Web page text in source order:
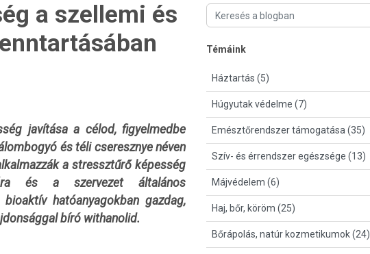
a szellemi és
javítása a célod, figyelmedbe
és téli cseresznye néven
a stressztűrő képesség
és a szervezet általános
hatóanyagokban gazdag,
bíró withanolid.
Témáink
Háztartás (5)
Húgyutak védelme (7)
Emésztőrendszer támogatása (35)
Szív- és érrendszer egészsége (13)
Májvédelem (6)
Haj, bőr, köröm (25)
Bőrápolás, natúr kozmetikumok (24)